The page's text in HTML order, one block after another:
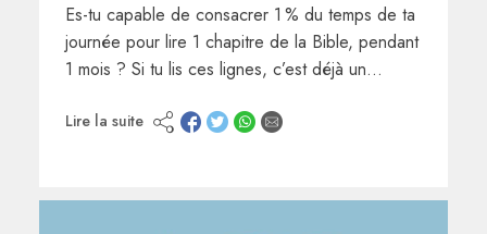
Es-tu capable de consacrer 1 % du temps de ta
journée pour lire 1 chapitre de la Bible, pendant
1 mois ? Si tu lis ces lignes, c’est déjà un…
Lire la suite